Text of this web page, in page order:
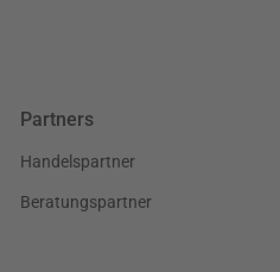
Partners
Handelspartner
Beratungspartner